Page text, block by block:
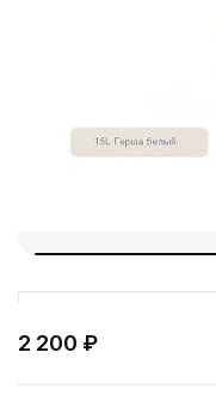
2 200 ₽